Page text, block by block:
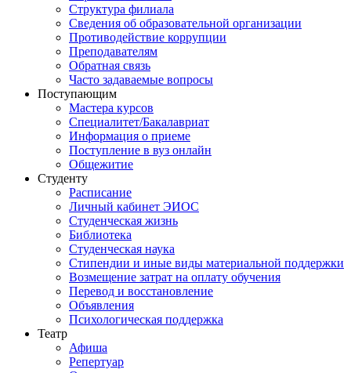
Структура филиала
Сведения об образовательной организации
Противодействие коррупции
Преподавателям
Обратная связь
Часто задаваемые вопросы
Поступающим
Мастера курсов
Специалитет/Бакалавриат
Информация о приеме
Поступление в вуз онлайн
Общежитие
Студенту
Расписание
Личный кабинет ЭИОС
Студенческая жизнь
Библиотека
Студенческая наука
Стипендии и иные виды материальной поддержки
Возмещение затрат на оплату обучения
Перевод и восстановление
Объявления
Психологическая поддержка
Театр
Афиша
Репертуар